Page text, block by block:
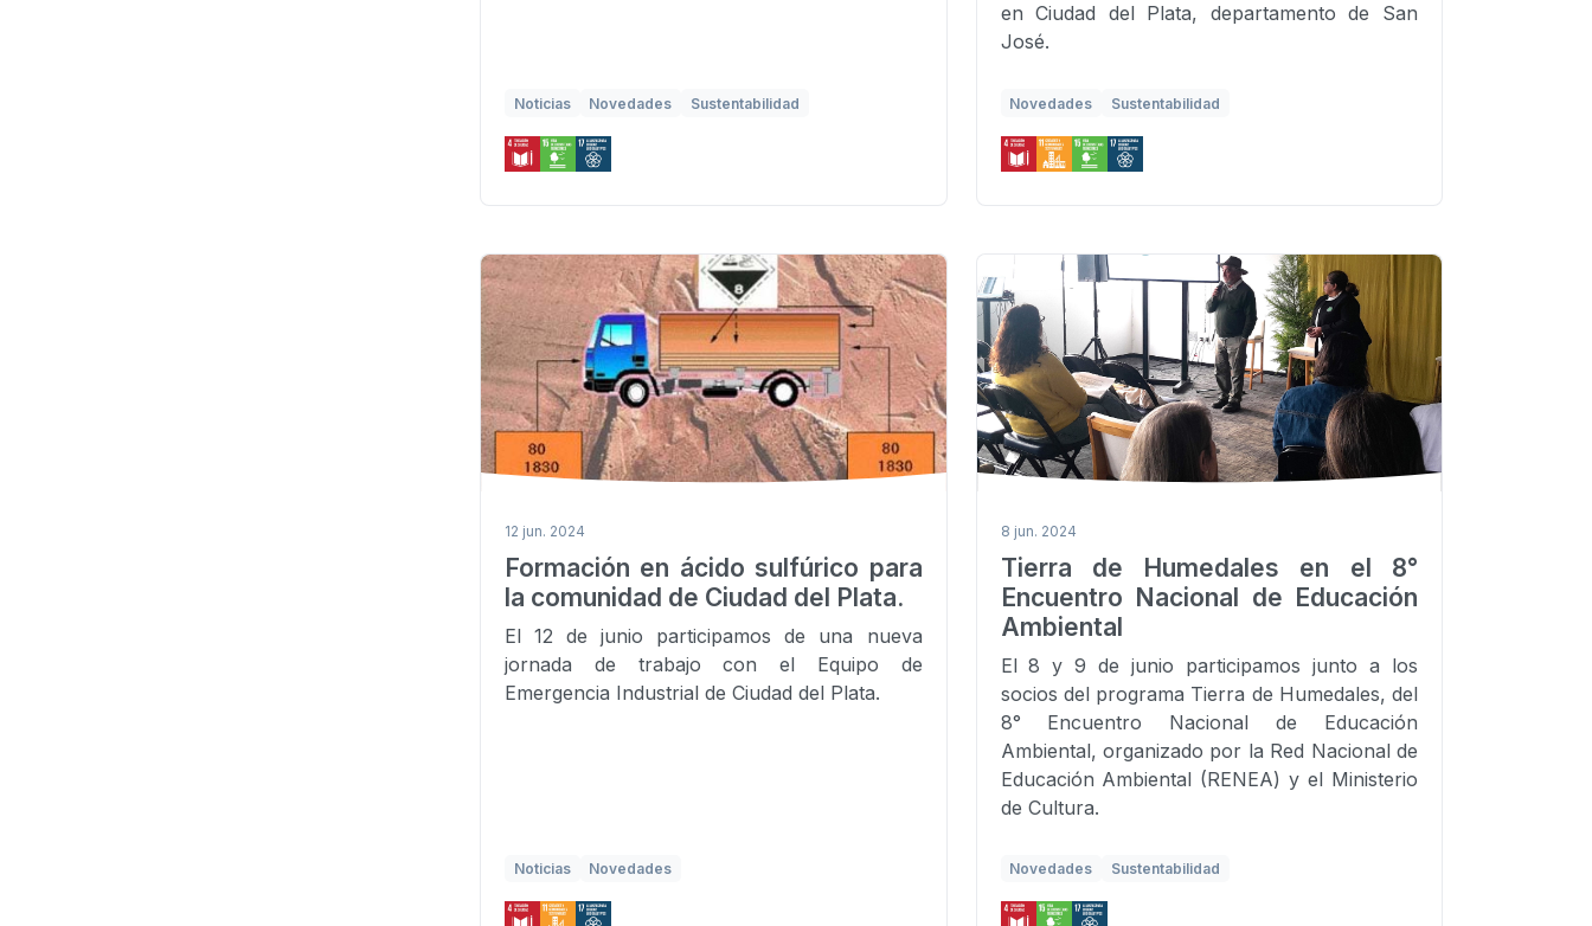
Noticias Novedades Sustentabilidad
en Ciudad del Plata, departamento de San
José.
Novedades Sustentabilidad
12 jun. 2024
Formación en ácido sulfúrico para
la comunidad de Ciudad del Plata.
El 12 de junio participamos de una nueva
jornada de trabajo con el Equipo de
Emergencia Industrial de Ciudad del Plata.
Noticias Novedades
8 jun. 2024
Tierra de Humedales en el 8°
Encuentro Nacional de Educación
Ambiental
El 8 y 9 de junio participamos junto a los
socios del programa Tierra de Humedales, del
8° Encuentro Nacional de Educación
Ambiental, organizado por la Red Nacional de
Educación Ambiental (RENEA) y el Ministerio
de Cultura.
Novedades Sustentabilidad